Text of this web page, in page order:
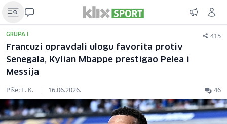
GRUPA I 415
Francuzi opravdali ulogu favorita protiv
Senegala, Kylian Mbappe prestigao Pelea i
Messija
Piše: E. K. | 16.06.2026. 46